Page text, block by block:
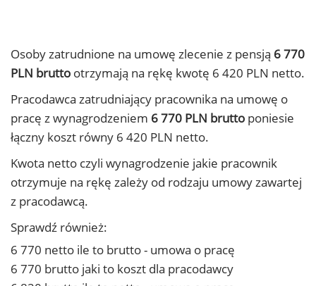
Osoby zatrudnione na umowę zlecenie z pensją 6 770
PLN brutto otrzymają na rękę kwotę 6 420 PLN netto.
Pracodawca zatrudniający pracownika na umowę o
pracę z wynagrodzeniem 6 770 PLN brutto poniesie
łączny koszt równy 6 420 PLN netto.
Kwota netto czyli wynagrodzenie jakie pracownik
otrzymuje na rękę zależy od rodzaju umowy zawartej
z pracodawcą.
Sprawdź również:
6 770 netto ile to brutto - umowa o pracę
6 770 brutto jaki to koszt dla pracodawcy